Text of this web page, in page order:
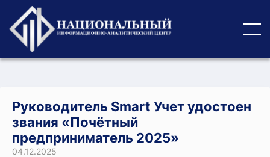
Руководитель Smart Учет удостоен
звания «Почётный
предприниматель 2025»
04.12.2025